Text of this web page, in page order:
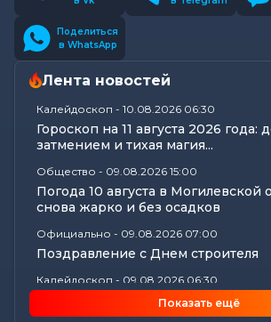
Поделиться
в WhatsApp
Лента новостей
Калейдоскоп - 10.08.2026 06:30
Гороскоп на 11 августа 2026 года:
затмением и тихая магия...
Общество - 09.08.2026 15:00
Погода 10 августа в Могилевской
снова жарко и без осадков
Официально - 09.08.2026 07:00
Поздравление с Днем строителя
Калейдоскоп - 09.08.2026 06:30
Что приготовили звезды на 10
астропрогноз для каждого...
Показать ещё